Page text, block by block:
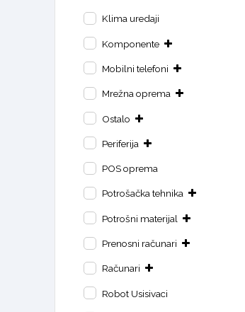
Klima uredaji
Komponente
Mobilni telefoni
Mrežna oprema
Ostalo
Periferija
POS oprema
Potrošačka tehnika
Potrošni materijal
Prenosni računari
Računari
Robot Usisivaci